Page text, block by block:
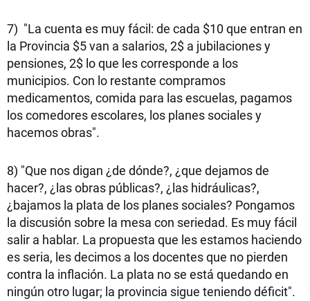
7) "La cuenta es muy fácil: de cada $10 que entran en
la Provincia $5 van a salarios, 2$ a jubilaciones y
pensiones, 2$ lo que les corresponde a los
municipios. Con lo restante compramos
medicamentos, comida para las escuelas, pagamos
los comedores escolares, los planes sociales y
hacemos obras".
8) "Que nos digan ¿de dónde?, ¿que dejamos de
hacer?, ¿las obras públicas?, ¿las hidráulicas?,
¿bajamos la plata de los planes sociales? Pongamos
la discusión sobre la mesa con seriedad. Es muy fácil
salir a hablar. La propuesta que les estamos haciendo
es seria, les decimos a los docentes que no pierden
contra la inflación. La plata no se está quedando en
ningún otro lugar; la provincia sigue teniendo déficit".